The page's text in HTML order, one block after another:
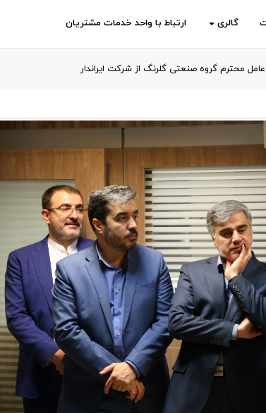
گالری ارتباط با واحد خدمات مشتریان
عامل محترم گروه صنعتی گلرنگ از شرکت ایراندار